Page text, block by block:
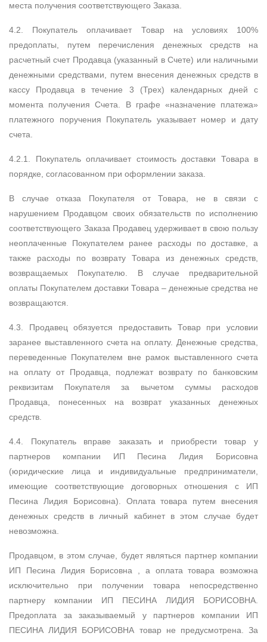
места получения соответствующего Заказа.
4.2. Покупатель оплачивает Товар на условиях 100%
предоплаты, путем перечисления денежных средств на
расчетный счет Продавца (указанный в Счете) или наличными
денежными средствами, путем внесения денежных средств в
кассу Продавца в течение 3 (Трех) календарных дней с
момента получения Счета. В графе «назначение платежа»
платежного поручения Покупатель указывает номер и дату
счета.
4.2.1. Покупатель оплачивает стоимость доставки Товара в
порядке, согласованном при оформлении заказа.
В случае отказа Покупателя от Товара, не в связи с
нарушением Продавцом своих обязательств по исполнению
соответствующего Заказа Продавец удерживает в свою пользу
неоплаченные Покупателем ранее расходы по доставке, а
также расходы по возврату Товара из денежных средств,
возвращаемых Покупателю. В случае предварительной
оплаты Покупателем доставки Товара – денежные средства не
возвращаются.
4.3. Продавец обязуется предоставить Товар при условии
заранее выставленного счета на оплату. Денежные средства,
переведенные Покупателем вне рамок выставленного счета
на оплату от Продавца, подлежат возврату по банковским
реквизитам Покупателя за вычетом суммы расходов
Продавца, понесенных на возврат указанных денежных
средств.
4.4. Покупатель вправе заказать и приобрести товар у
партнеров компании ИП Песина Лидия Борисовна
(юридические лица и индивидуальные предприниматели,
имеющие соответствующие договорных отношения с ИП
Песина Лидия Борисовна). Оплата товара путем внесения
денежных средств в личный кабинет в этом случае будет
невозможна.
Продавцом, в этом случае, будет являться партнер компании
ИП Песина Лидия Борисовна , а оплата товара возможна
исключительно при получении товара непосредственно
партнеру компании ИП ПЕСИНА ЛИДИЯ БОРИСОВНА.
Предоплата за заказываемый у партнеров компании ИП
ПЕСИНА ЛИДИЯ БОРИСОВНА товар не предусмотрена. За